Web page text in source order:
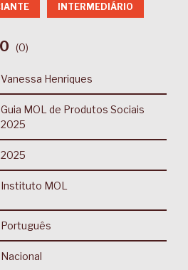
INTERMEDIÁRIO
0 (0)
Vanessa Henriques
Guia MOL de Produtos Sociais
2025
2025
Instituto MOL
Português
Nacional